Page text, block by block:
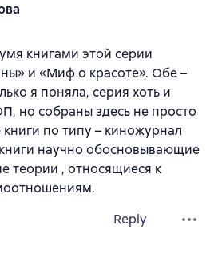
книгами этой серии
и «Миф о красоте». Обе –
я поняла, серия хоть и
но собраны здесь не просто
по типу – киножурнал
научно обосновывающие
теории , относящиеся к
Reply